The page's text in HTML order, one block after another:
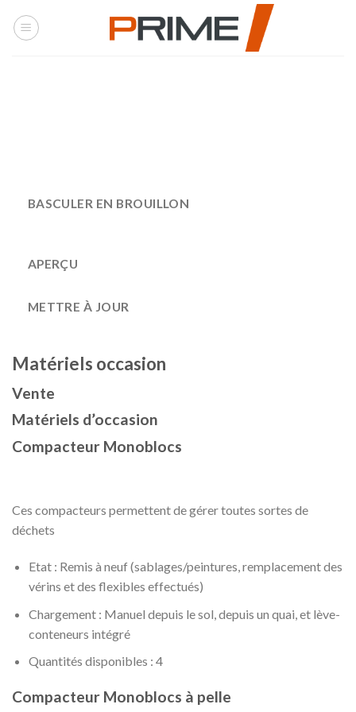
BASCULER EN BROUILLON
APERÇU
METTRE À JOUR
Matériels occasion
Vente
Matériels d’occasion
Compacteur Monoblocs
Ces compacteurs permettent de gérer toutes sortes de
déchets
Etat : Remis à neuf (sablages/peintures, remplacement des
vérins et des flexibles effectués)
Chargement : Manuel depuis le sol, depuis un quai, et lève-
conteneurs intégré
Quantités disponibles : 4
Compacteur Monoblocs à pelle